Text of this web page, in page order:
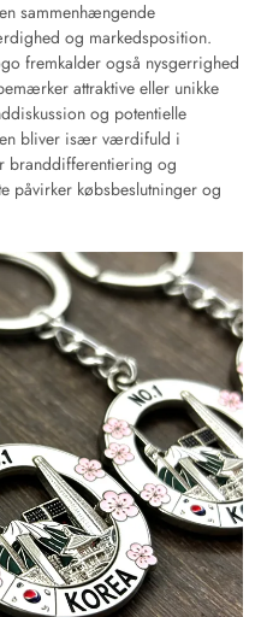
sammenhængende
og markedsposition.
fremkalder også nysgerrighed
attraktive eller unikke
og potentielle
bliver især værdifuld i
branddifferentiering og
påvirker købsbeslutninger og